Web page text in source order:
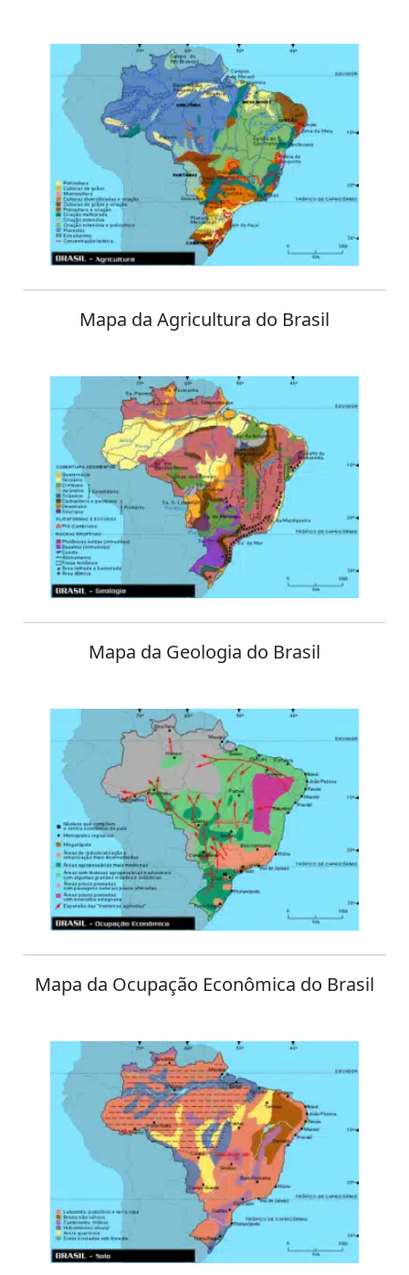
Mapa da Agricultura do Brasil
Mapa da Geologia do Brasil
Mapa da Ocupação Econômica do Brasil